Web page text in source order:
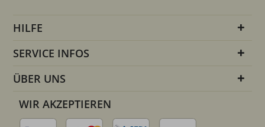
HILFE
SERVICE INFOS
ÜBER UNS
WIR AKZEPTIEREN